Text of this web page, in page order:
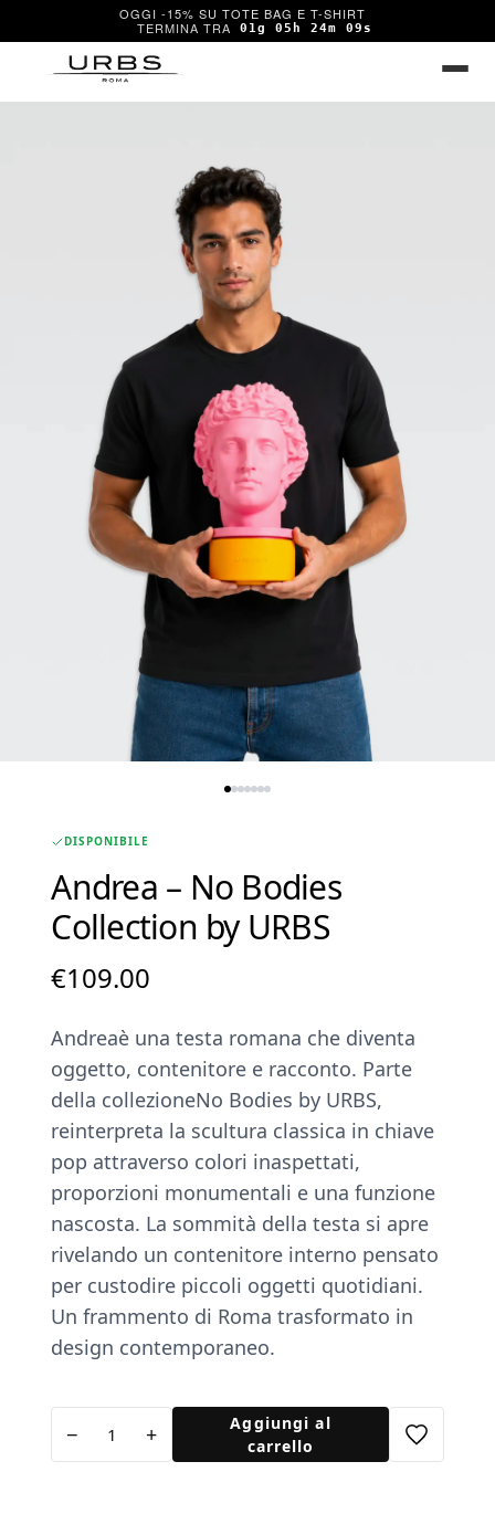
OGGI -15% SU TOTE BAG E T-SHIRT
01g 05h 24m 09s
DISPONIBILE
Andrea – No Bodies
Collection by URBS
€109.00
Andreaè una testa romana che diventa
oggetto, contenitore e racconto. Parte
della collezioneNo Bodies by URBS,
reinterpreta la scultura classica in chiave
pop attraverso colori inaspettati,
proporzioni monumentali e una funzione
nascosta. La sommità della testa si apre
rivelando un contenitore interno pensato
per custodire piccoli oggetti quotidiani.
Un frammento di Roma trasformato in
design contemporaneo.
− +
Aggiungi al
carrello